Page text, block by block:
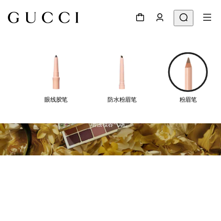
眼妆
增强妆容气场。
眼线胶笔 防水粉眉笔 粉眉笔